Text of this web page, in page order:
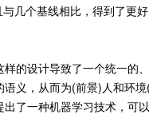
几个基线相比，得到了更
的设计导致了一个统一的、
义，从而为(前景)人和环
了一种机器学习技术，可